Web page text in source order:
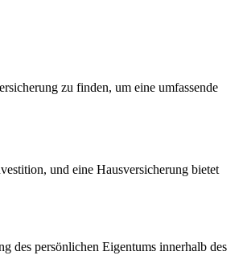
zu finden, um eine umfassende
und eine Hausversicherung bietet
des persönlichen Eigentums innerhalb des